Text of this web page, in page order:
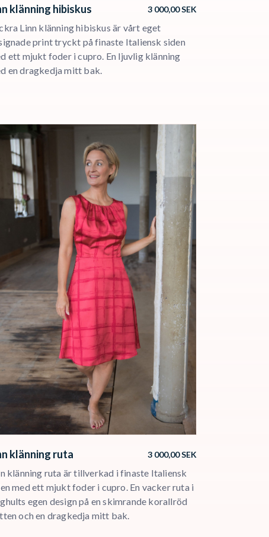
klänning hibiskus 3 000,00SEK
Linn klänning hibiskus är vårt eget
print tryckt på finaste Italiensk siden
ett mjukt foder i cupro. En ljuvlig klänning
en dragkedja mitt bak.
klänning ruta 3 000,00SEK
klänning ruta är tillverkad i finaste Italiensk
med ett mjukt foder i cupro. En vacker ruta i
egen design på en skimrande korallröd
och en dragkedja mitt bak.